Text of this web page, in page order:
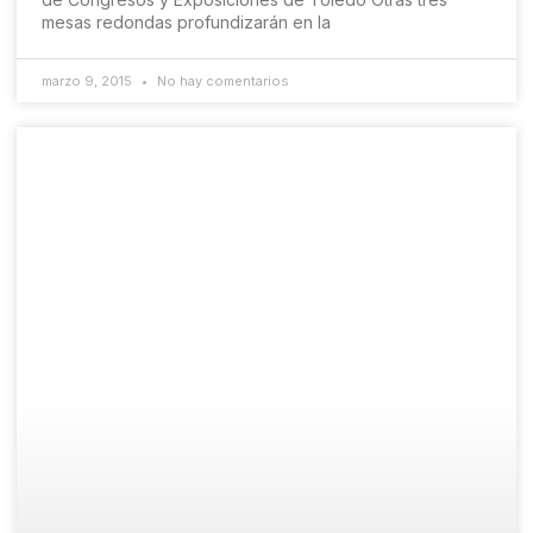
mesas redondas profundizarán en la
marzo 9, 2015 No hay comentarios